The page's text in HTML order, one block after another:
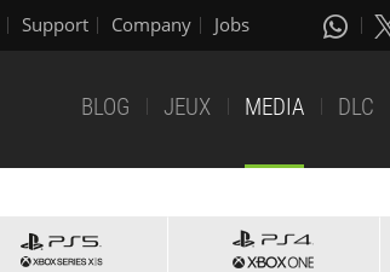
Support Company Jobs
BLOG JEUX MEDIA DLC